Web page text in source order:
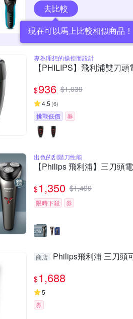
去比較
現在可以馬上比較相似商品！
專為理想的操控而設計
【PHILIPS】飛利浦雙刀
$936 $1,039
4.5 (6)
挑戰低價 券
出色的刮鬍刀性能
【Philips 飛利浦】三刀頭
$1,350 $1,499
限時下殺 券
商店 Philips飛利浦 三刀頭
$1,688
5
券